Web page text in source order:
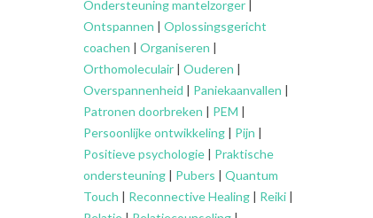
Ondersteuningmantelzorger |
Ontspannen | Oplossingsgericht
coachen | Organiseren |
Orthomoleculair | Ouderen |
Overspannenheid | Paniekaanvallen |
Patronen doorbreken | PEM |
Persoonlijke ontwikkeling | Pijn |
Positieve psychologie | Praktische
ondersteuning | Pubers | Quantum
Touch | Reconnective Healing | Reiki |